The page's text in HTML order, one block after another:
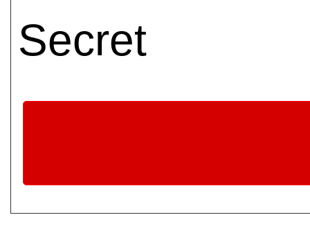
Secret